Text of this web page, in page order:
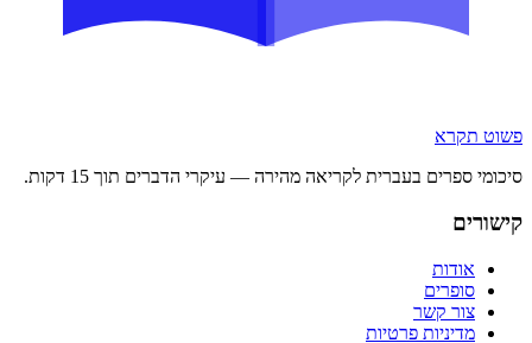
פשוט תקרא
סיכומי ספרים בעברית לקריאה מהירה — עיקרי הדברים תוך 15 דקות.
קישורים
אודות
סופרים
צור קשר
מדיניות פרטיות